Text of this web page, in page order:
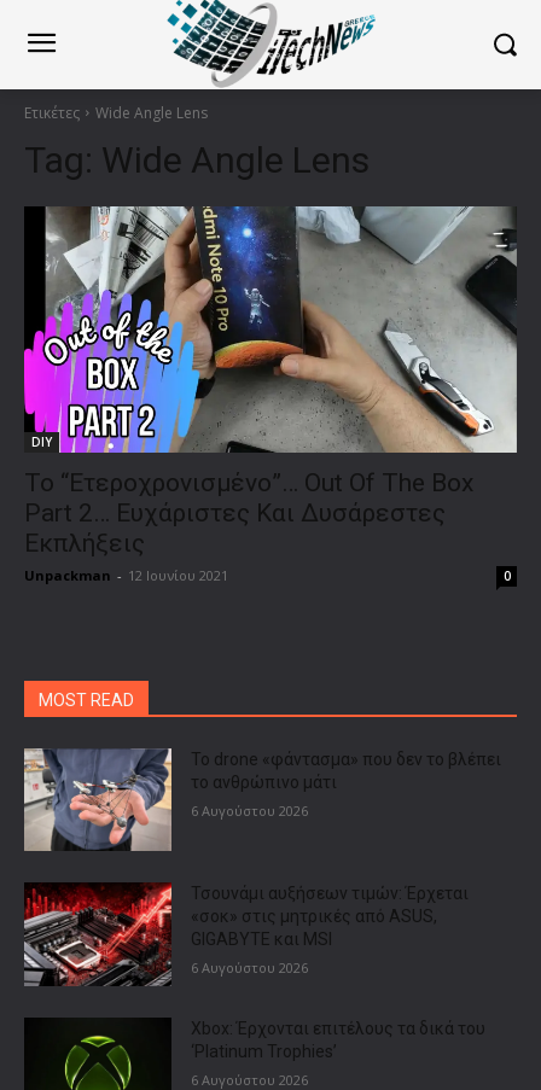
Ετικέτες Wide Angle Lens
Tag: Wide Angle Lens
DIY
Το “Ετεροχρονισμένο”… Out Οf The Box
Part 2… Ευχάριστες Και Δυσάρεστες
Εκπλήξεις
Unpackman - 12 Ιουνίου 2021 0
MOST READ
Το drone «φάντασμα» που δεν το βλέπει
το ανθρώπινο μάτι
6 Αυγούστου 2026
Τσουνάμι αυξήσεων τιμών: Έρχεται
«σοκ» στις μητρικές από ASUS,
GIGABYTE και MSI
6 Αυγούστου 2026
Xbox: Έρχονται επιτέλους τα δικά του
‘Platinum Trophies’
6 Αυγούστου 2026